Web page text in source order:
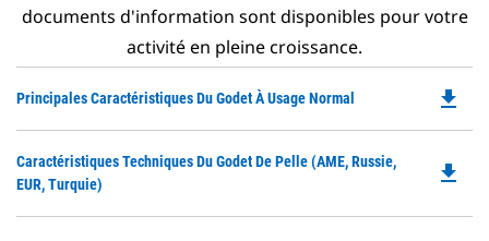
documents d'information sont disponibles pour votre
activité en pleine croissance.
Principales Caractéristiques Du Godet À Usage Normal file_download
Caractéristiques Techniques Du Godet De Pelle (AME, Russie,
EUR, Turquie)
file_download